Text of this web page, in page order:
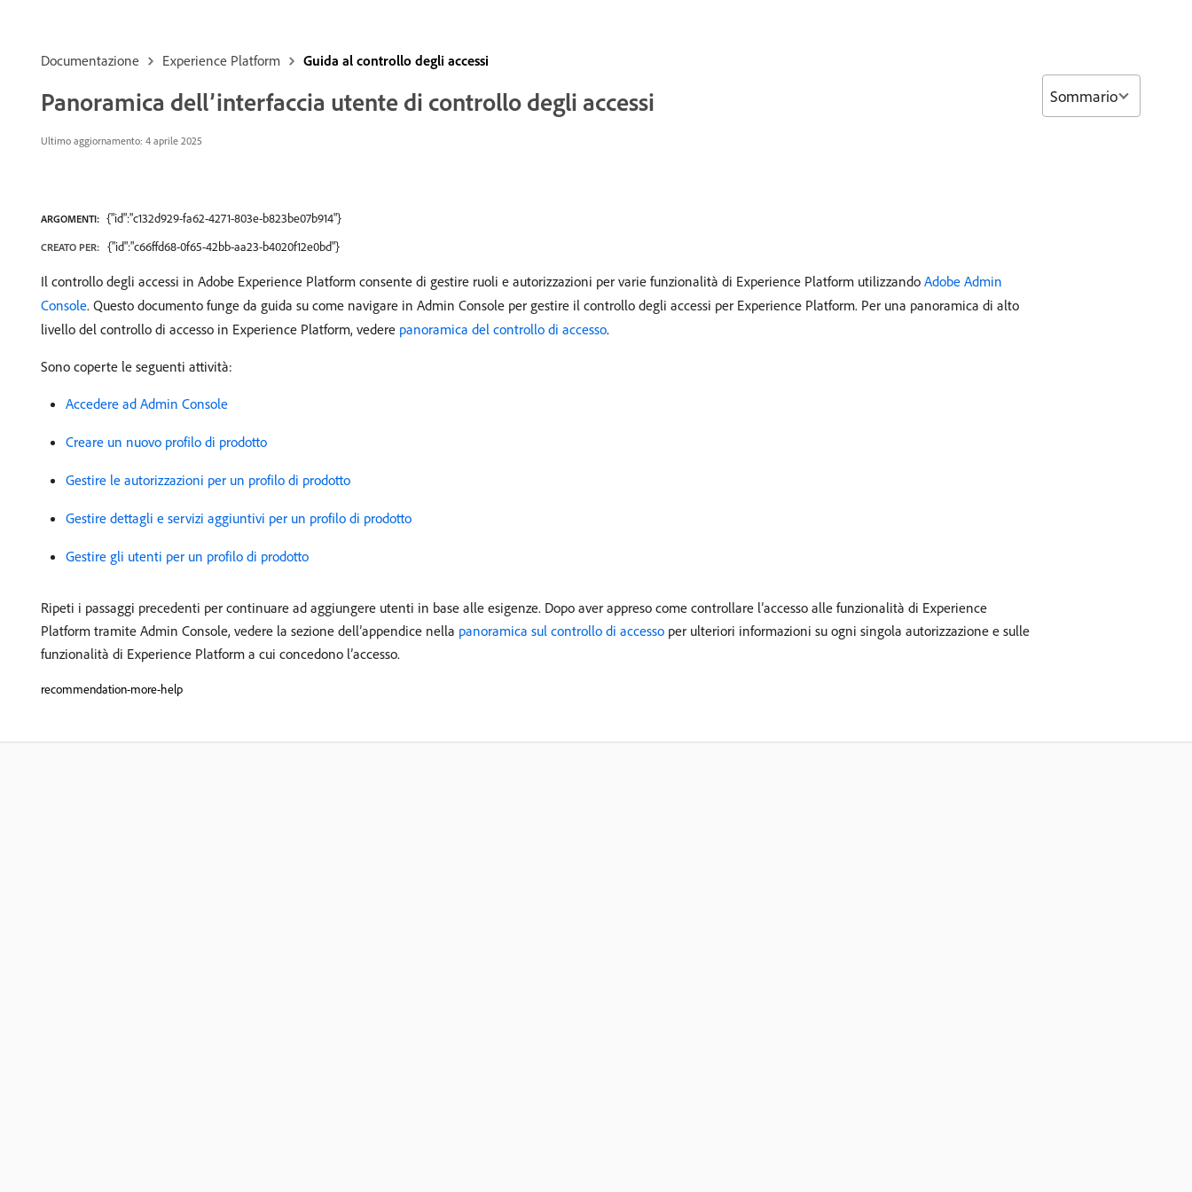
Documentazione Experience Platform Guida al controllo degli accessi
Panoramica dell’interfaccia utente di controllo degli accessi
Ultimo aggiornamento: 4 aprile 2025
ARGOMENTI: {"id":"c132d929-fa62-4271-803e-b823be07b914"}
CREATO PER: {"id":"c66ffd68-0f65-42bb-aa23-b4020f12e0bd"}
Il controllo degli accessi in Adobe Experience Platform consente di gestire ruoli e autorizzazioni per varie funzionalità di Experience Platform utilizzando Adobe Admin
Console. Questo documento funge da guida su come navigare in Admin Console per gestire il controllo degli accessi per Experience Platform. Per una panoramica di alto
livello del controllo di accesso in Experience Platform, vedere panoramica del controllo di accesso.
Sono coperte le seguenti attività:
Accedere ad Admin Console
Creare un nuovo profilo di prodotto
Gestire le autorizzazioni per un profilo di prodotto
Gestire dettagli e servizi aggiuntivi per un profilo di prodotto
Gestire gli utenti per un profilo di prodotto
Ripeti i passaggi precedenti per continuare ad aggiungere utenti in base alle esigenze. Dopo aver appreso come controllare l’accesso alle funzionalità di Experience
Platform tramite Admin Console, vedere la sezione dell’appendice nella panoramica sul controllo di accesso per ulteriori informazioni su ogni singola autorizzazione e sulle
funzionalità di Experience Platform a cui concedono l’accesso.
recommendation-more-help
Sommario